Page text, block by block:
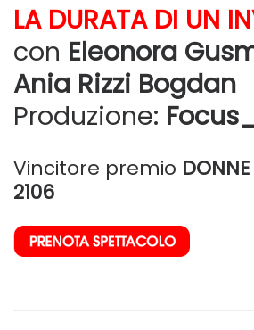
LA DURATA DI UN
con Eleonora
Ania Rizzi Bogdan
Produzione:
Vincitore premio DONNE
2106